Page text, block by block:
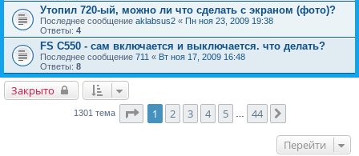
Утопил 720-ый, можно ли что сделать с экраном (фото)?
Последнее сообщение aklabsus2 « Пн ноя 23, 2009 19:38
Ответы: 4
FS C550 - сам включается и выключается. что делать?
Последнее сообщение 711 « Вт ноя 17, 2009 16:48
Ответы: 8
Закрыто
1301 тема Страница1 из
1 2 3 4 5 44
Перейти